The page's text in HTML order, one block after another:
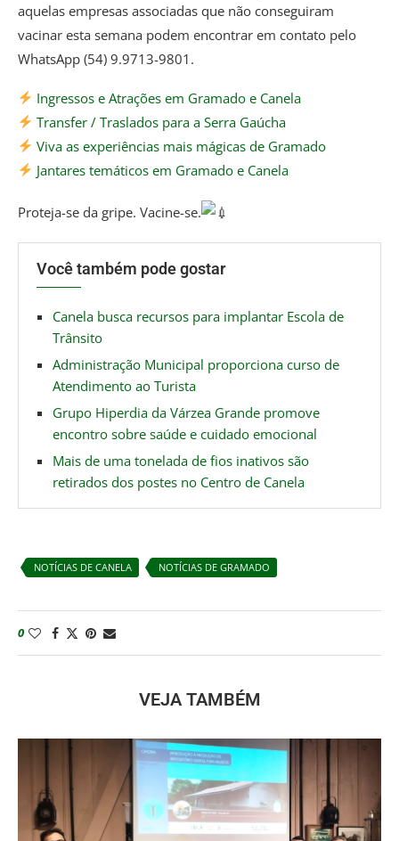
aquelas empresas associadas que não conseguiram
vacinar esta semana podem encontrar em contato pelo
WhatsApp (54) 9.9713-9801.
Ingressos e Atrações em Gramado e Canela
Transfer / Traslados para a Serra Gaúcha
Viva as experiências mais mágicas de Gramado
Jantares temáticos em Gramado e Canela
Proteja-se da gripe. Vacine-se.
Você também pode gostar
Canela busca recursos para implantar Escola de
Trânsito
Administração Municipal proporciona curso de
Atendimento ao Turista
Grupo Hiperdia da Várzea Grande promove
encontro sobre saúde e cuidado emocional
Mais de uma tonelada de fios inativos são
retirados dos postes no Centro de Canela
NOTÍCIAS DE CANELA NOTÍCIAS DE GRAMADO
0
VEJA TAMBÉM